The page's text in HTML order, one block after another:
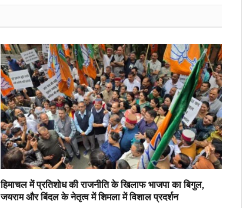
हिमाचल में प्रतिशोध की राजनीति के खिलाफ भाजपा का बिगुल,
जयराम और बिंदल के नेतृत्व में शिमला में विशाल प्रदर्शन